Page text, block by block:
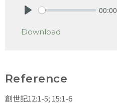
00:00
Download
Reference
創世記12:1-5; 15:1-6